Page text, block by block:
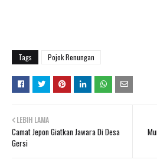
Tags Pojok Renungan
LEBIH LAMA
Camat Jepon Giatkan Jawara Di Desa
Gersi